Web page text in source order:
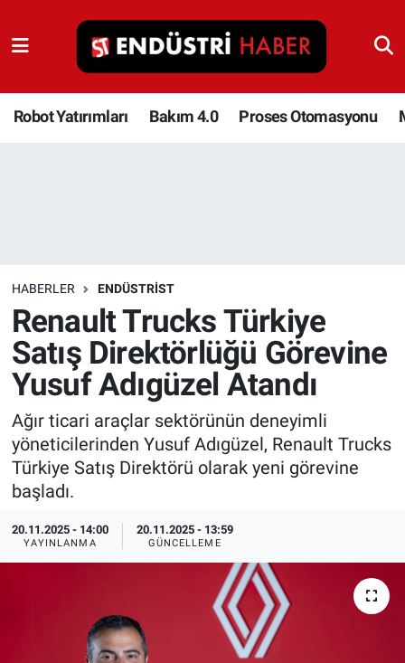
Robot Yatırımları Bakım 4.0 Proses Otomasyonu
HABERLER ENDÜSTRIST
Renault Trucks Türkiye
Satış Direktörlüğü Görevine
Yusuf Adıgüzel Atandı
Ağır ticari araçlar sektörünün deneyimli
yöneticilerinden Yusuf Adıgüzel, Renault Trucks
Türkiye Satış Direktörü olarak yeni görevine
başladı.
20.11.2025 - 14:00
YAYINLANMA
20.11.2025 - 13:59
GÜNCELLEME
Robot Yatırımları
Bakım 4.0
Depolama Çözümleri
İnşaat ve Malzeme
HaberOrtak
EndüstriST
Enerjisini Üreten Fabrikalar
Endüstri 4.0 Uygulamaları